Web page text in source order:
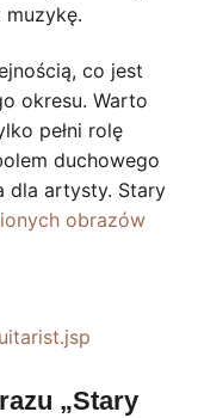
co jest
okresu. Warto
pełni rolę
duchowego
dla artysty. Stary
obrazów
„Stary